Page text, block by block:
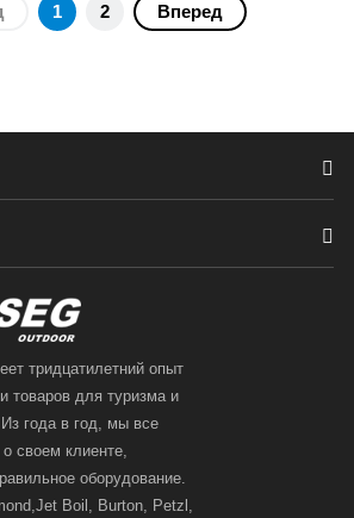
1 2 Вперед
тридцатилетний опыт
товаров для туризма и
года в год, мы все
своем клиенте,
оборудование.
Boil, Burton, Petzl,